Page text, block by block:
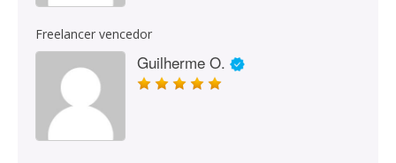
Freelancer vencedor
Guilherme O.